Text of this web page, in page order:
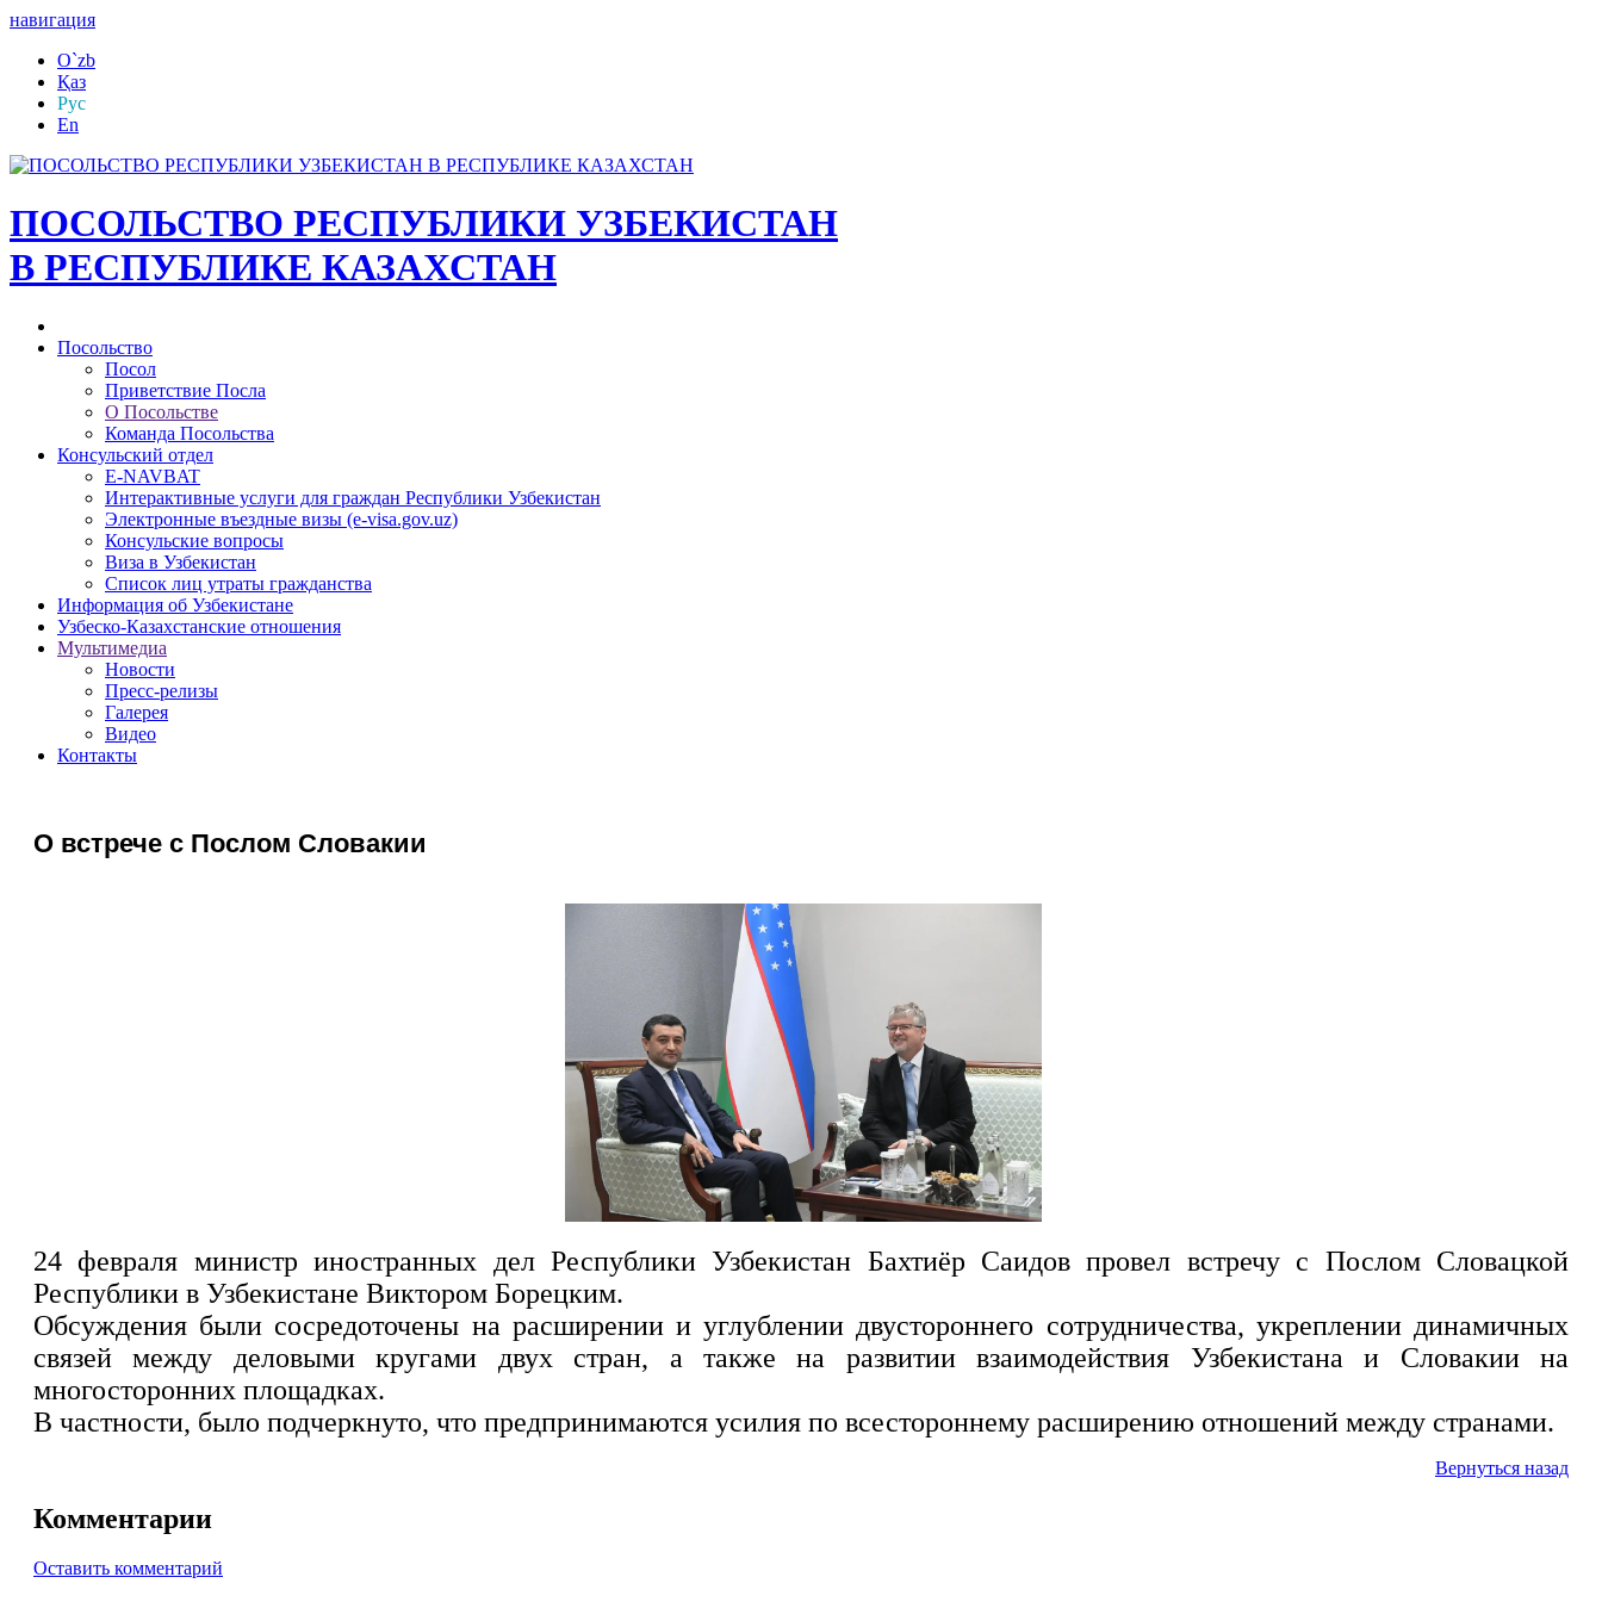
навигация
O`zb
Қаз
Рус
En
ПОСОЛЬСТВО РЕСПУБЛИКИ УЗБЕКИСТАН
В РЕСПУБЛИКЕ КАЗАХСТАН
Посольство
Посол
Приветствие Посла
О Посольстве
Команда Посольства
Консульский отдел
E-NAVBAT
Интерактивные услуги для граждан Республики Узбекистан
Электронные въездные визы (e-visa.gov.uz)
Консульские вопросы
Виза в Узбекистан
Список лиц утраты гражданства
Информация об Узбекистане
Узбеско-Казахстанские отношения
Мультимедиа
Новости
Пресс-релизы
Галерея
Видео
Контакты
О встрече с Послом Словакии
24 февраля министр иностранных дел Республики Узбекистан Бахтиёр Саидов провел встречу с Послом Словацкой
Республики в Узбекистане Виктором Борецким.
Обсуждения были сосредоточены на расширении и углублении двустороннего сотрудничества, укреплении динамичных
связей между деловыми кругами двух стран, а также на развитии взаимодействия Узбекистана и Словакии на
многосторонних площадках.
В частности, было подчеркнуто, что предпринимаются усилия по всестороннему расширению отношений между странами.
Вернуться назад
Комментарии
Оставить комментарий